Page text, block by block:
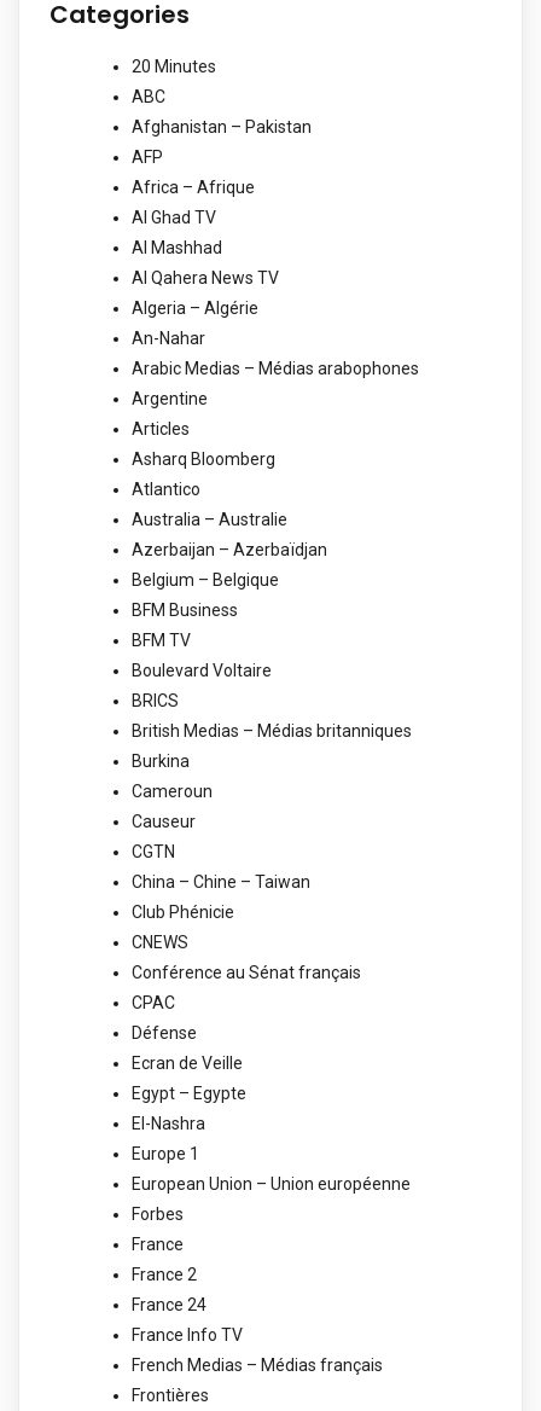
Categories
20 Minutes
ABC
Afghanistan – Pakistan
AFP
Africa – Afrique
Al Ghad TV
Al Mashhad
Al Qahera News TV
Algeria – Algérie
An-Nahar
Arabic Medias – Médias arabophones
Argentine
Articles
Asharq Bloomberg
Atlantico
Australia – Australie
Azerbaijan – Azerbaïdjan
Belgium – Belgique
BFM Business
BFM TV
Boulevard Voltaire
BRICS
British Medias – Médias britanniques
Burkina
Cameroun
Causeur
CGTN
China – Chine – Taiwan
Club Phénicie
CNEWS
Conférence au Sénat français
CPAC
Défense
Ecran de Veille
Egypt – Egypte
El-Nashra
Europe 1
European Union – Union européenne
Forbes
France
France 2
France 24
France Info TV
French Medias – Médias français
Frontières